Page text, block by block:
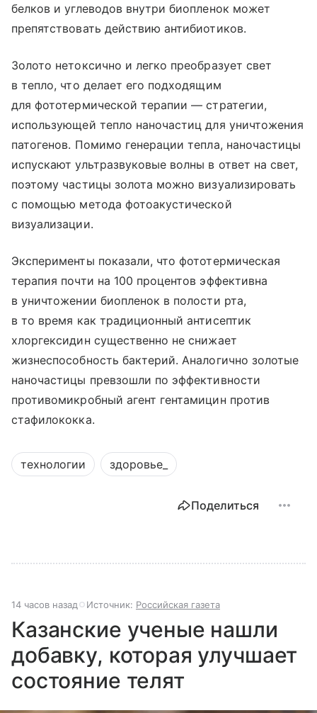
белков и углеводов внутри биопленок может
препятствовать действию антибиотиков.
Золото нетоксично и легко преобразует свет
в тепло, что делает его подходящим
для фототермической терапии — стратегии,
использующей тепло наночастиц для уничтожения
патогенов. Помимо генерации тепла, наночастицы
испускают ультразвуковые волны в ответ на свет,
поэтому частицы золота можно визуализировать
с помощью метода фотоакустической
визуализации.
Эксперименты показали, что фототермическая
терапия почти на 100 процентов эффективна
в уничтожении биопленок в полости рта,
в то время как традиционный антисептик
хлоргексидин существенно не снижает
жизнеспособность бактерий. Аналогично золотые
наночастицы превзошли по эффективности
противомикробный агент гентамицин против
стафилококка.
технологии здоровье_
Поделиться
14 часов назад Источник: Российская газета
Казанские ученые нашли
добавку, которая улучшает
состояние телят